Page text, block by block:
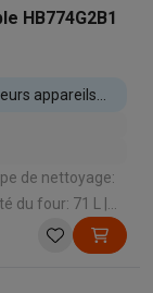
HB774G2B1
appareils